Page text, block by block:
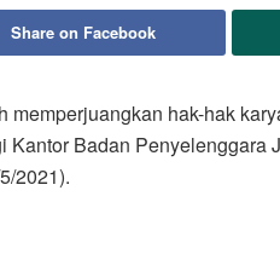
Share on Facebook
hak-hak
Kantor Badan Penyelenggara
2021).